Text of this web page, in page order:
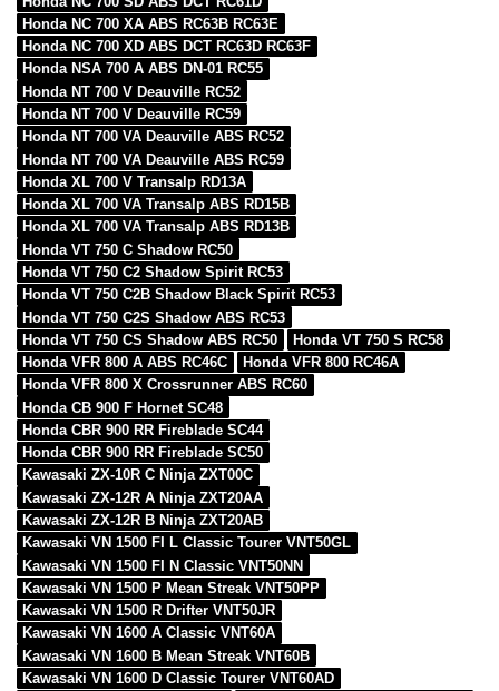
Honda NC 700 XA ABS RC63B RC63E
Honda NC 700 XD ABS DCT RC63D RC63F
Honda NSA 700 A ABS DN-01 RC55
Honda NT 700 V Deauville RC52
Honda NT 700 V Deauville RC59
Honda NT 700 VA Deauville ABS RC52
Honda NT 700 VA Deauville ABS RC59
Honda XL 700 V Transalp RD13A
Honda XL 700 VA Transalp ABS RD15B
Honda XL 700 VA Transalp ABS RD13B
Honda VT 750 C Shadow RC50
Honda VT 750 C2 Shadow Spirit RC53
Honda VT 750 C2B Shadow Black Spirit RC53
Honda VT 750 C2S Shadow ABS RC53
Honda VT 750 CS Shadow ABS RC50
Honda VT 750 S RC58
Honda VFR 800 A ABS RC46C
Honda VFR 800 RC46A
Honda VFR 800 X Crossrunner ABS RC60
Honda CB 900 F Hornet SC48
Honda CBR 900 RR Fireblade SC44
Honda CBR 900 RR Fireblade SC50
Kawasaki ZX-10R C Ninja ZXT00C
Kawasaki ZX-12R A Ninja ZXT20AA
Kawasaki ZX-12R B Ninja ZXT20AB
Kawasaki VN 1500 FI L Classic Tourer VNT50GL
Kawasaki VN 1500 FI N Classic VNT50NN
Kawasaki VN 1500 P Mean Streak VNT50PP
Kawasaki VN 1500 R Drifter VNT50JR
Kawasaki VN 1600 A Classic VNT60A
Kawasaki VN 1600 B Mean Streak VNT60B
Kawasaki VN 1600 D Classic Tourer VNT60AD